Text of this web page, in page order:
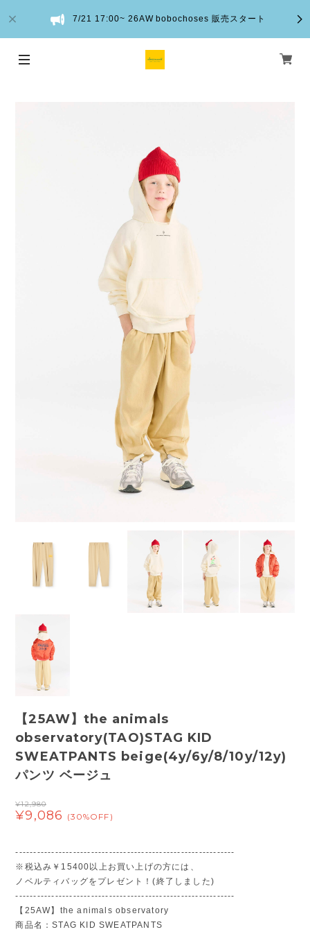
7/21 17:00~ 26AW bobochoses 販売スタート
【25AW】the animals
observatory(TAO)STAG KID
SWEATPANTS beige(4y/6y/8/10y/12y)
パンツ ベージュ
¥12,980
¥9,086 (30%OFF)
-------------------------------------------------------------
※税込み￥15400以上お買い上げの方には、
ノベルティバッグをプレゼント！(終了しました)
-------------------------------------------------------------
【25AW】the animals observatory
商品名：STAG KID SWEATPANTS